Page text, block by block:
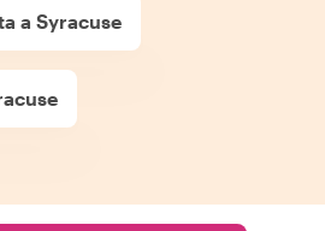
a Syracuse